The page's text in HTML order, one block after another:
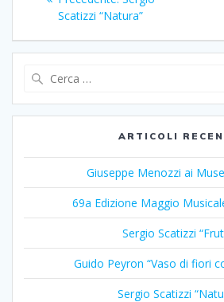
k p
articoli
precedente:
Scatizzi “Natura”
ARTICOLI
Giuseppe Menozzi ai
69a Edizione Maggio
Sergio Scatizzi
Guido Peyron “Vaso di fiori
Sergio Scatizzi